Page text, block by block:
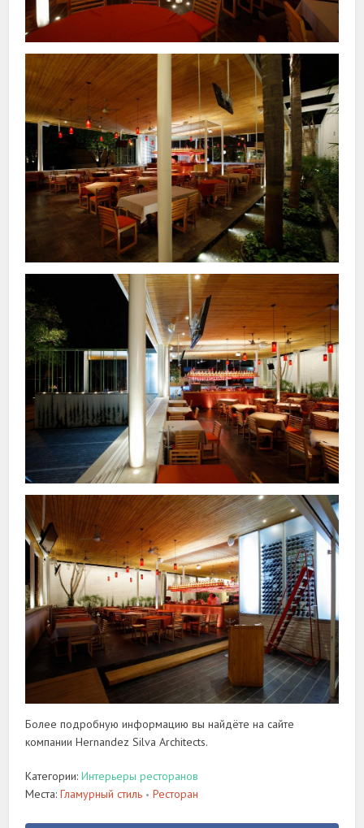
Более подробную информацию вы найдёте на сайте
компании Hernandez Silva Architects.
Категории:Интерьеры ресторанов
Места:Гламурный стиль • Ресторан